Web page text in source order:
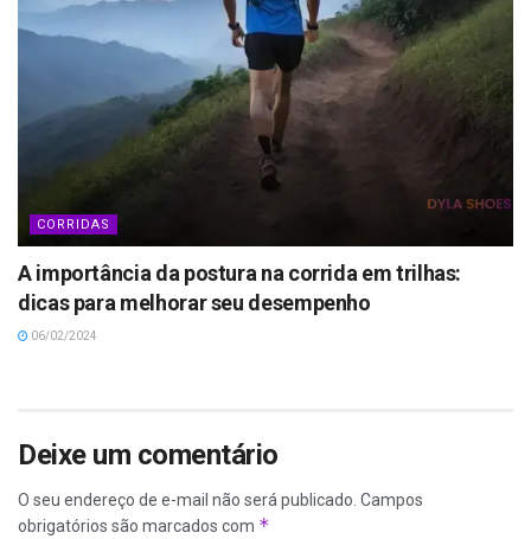
CORRIDAS
A importância da postura na corrida em trilhas:
dicas para melhorar seu desempenho
06/02/2024
Deixe um comentário
O seu endereço de e-mail não será publicado. Campos
obrigatórios são marcados com *